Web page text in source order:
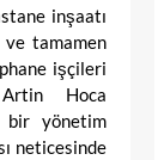
inşaatı
tamamen
işçileri
Artin Hoca
bir yönetim
neticesinde